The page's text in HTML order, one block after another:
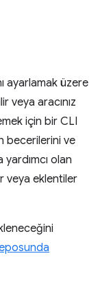
ayarlamak üzere
veya aracınız
için bir CLI
becerilerini ve
olan
veya eklentiler